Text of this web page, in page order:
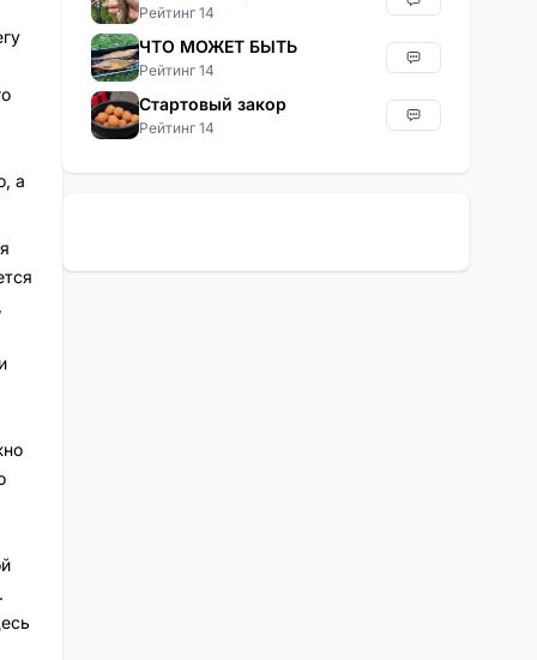
а
Рейтинг 14
ЧТО МОЖЕТ БЫТЬ
Рейтинг 14
Стартовый закор
Рейтинг 14